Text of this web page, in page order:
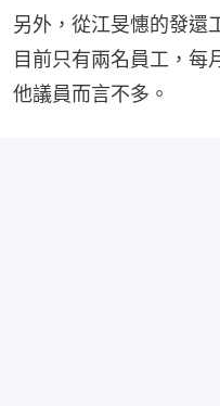
另外，從江旻憓的發還
目前只有兩名員工，每
他議員而言不多。